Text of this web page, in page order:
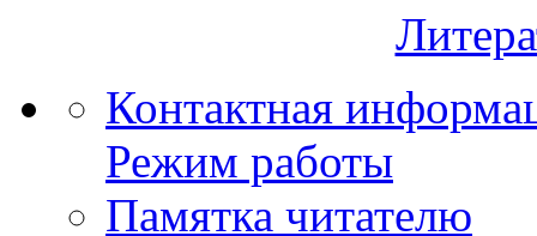
Контактная
Режим работы
Памятка читателю